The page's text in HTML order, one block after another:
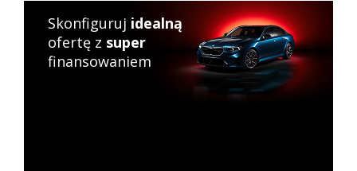
Skonfiguruj idealną
ofertę z super
finansowaniem